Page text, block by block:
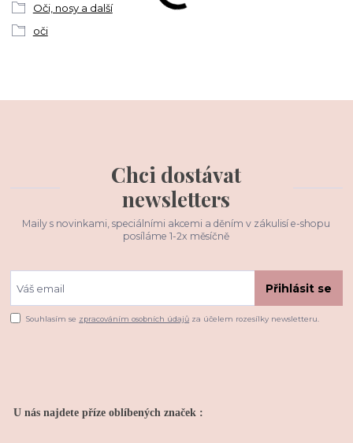
Oči, nosy a další
oči
Chci dostávat
newsletters
Maily s novinkami, speciálními akcemi a děním v zákulisí e-shopu
posíláme 1-2x měsíčně
Přihlásit se
Souhlasím se zpracováním osobních údajů za účelem rozesílky newsletteru.
U nás najdete příze oblíbených značek :